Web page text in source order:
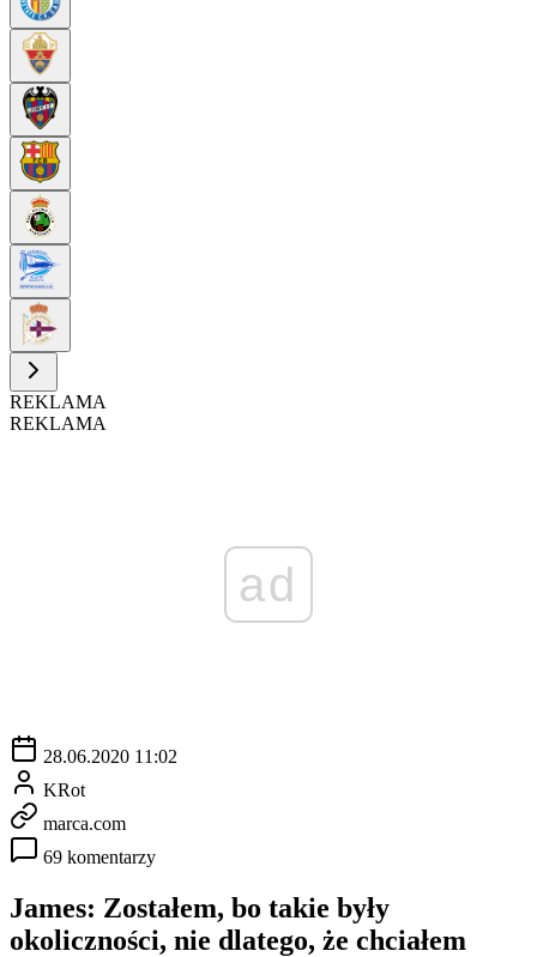
REKLAMA
REKLAMA
ad
28.06.2020 11:02
KRot
marca.com
69 komentarzy
James: Zostałem, bo takie były
okoliczności, nie dlatego, że chciałem